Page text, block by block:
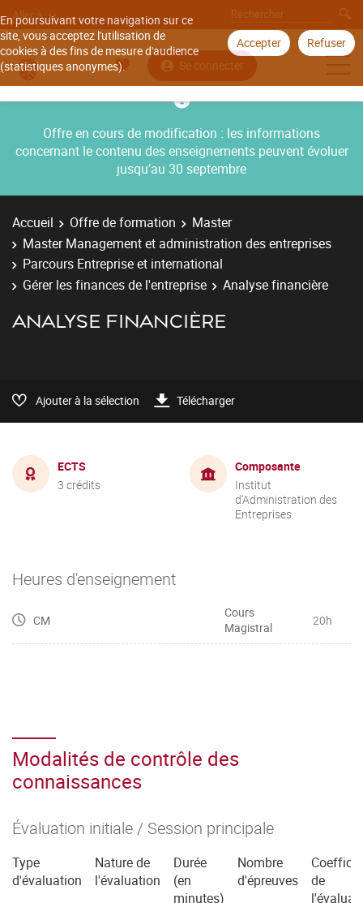
En poursuivant votre navigation sur ce
site, vous acceptez l'utilisation de
cookies à des fins de mesure d'audience
(statistiques anonymes).
Accepter Refuser
Aller à
Se connecter
Offre en cours de modification : les informations
concernant le contenu des enseignements peuvent évoluer
jusqu’au 30 septembre
Accueil Offre de formation
Master
Master Management et administration des entreprises
Parcours Entreprise et international
Gérer les finances de l'entreprise
Analyse financière
ANALYSE FINANCIÈRE
Ajouter à la sélection Télécharger
ECTS
3 crédits
Composante
Institut
d'Administration des
Entreprises
Heures d'enseignement
CM
Cours
Magistral
20h
Modalités de contrôle des
connaissances
Évaluation initiale / Session principale
Type
d'évaluation
Nature de
l'évaluation
Durée
(en
minutes)
Nombre
d'épreuves
de